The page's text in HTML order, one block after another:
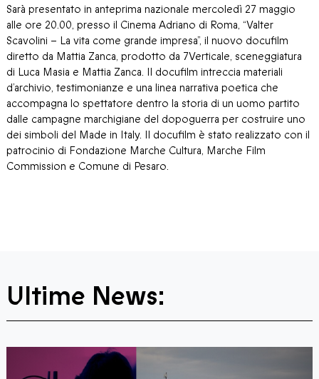
Sarà presentato in anteprima nazionale mercoledì 27 maggio
alle ore 20.00, presso il Cinema Adriano di Roma, “Valter
Scavolini – La vita come grande impresa”, il nuovo docufilm
diretto da Mattia Zanca, prodotto da 7Verticale, sceneggiatura
di Luca Masia e Mattia Zanca. Il docufilm intreccia materiali
d’archivio, testimonianze e una linea narrativa poetica che
accompagna lo spettatore dentro la storia di un uomo partito
dalle campagne marchigiane del dopoguerra per costruire uno
dei simboli del Made in Italy. Il docufilm è stato realizzato con il
patrocinio di Fondazione Marche Cultura, Marche Film
Commission e Comune di Pesaro.
Ultime News: